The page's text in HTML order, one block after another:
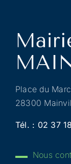
Place du
28300
Tél. : 02 37
Nous